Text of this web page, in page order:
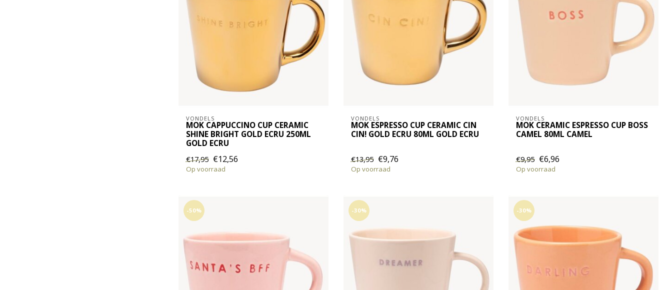
VONDELS
MOK CAPPUCCINO CUP CERAMIC
SHINE BRIGHT GOLD ECRU 250ML
GOLD ECRU
€17,95 €12,56
Op voorraad
VONDELS
MOK ESPRESSO CUP CERAMIC CIN
CIN! GOLD ECRU 80ML GOLD ECRU
€13,95 €9,76
Op voorraad
VONDELS
MOK CERAMIC ESPRESSO CUP BOSS
CAMEL 80ML CAMEL
€9,95 €6,96
Op voorraad
-50% -30% -30%